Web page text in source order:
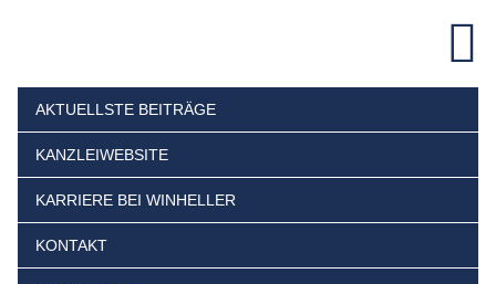
AKTUELLSTE BEITRÄGE
KANZLEIWEBSITE
KARRIERE BEI WINHELLER
KONTAKT